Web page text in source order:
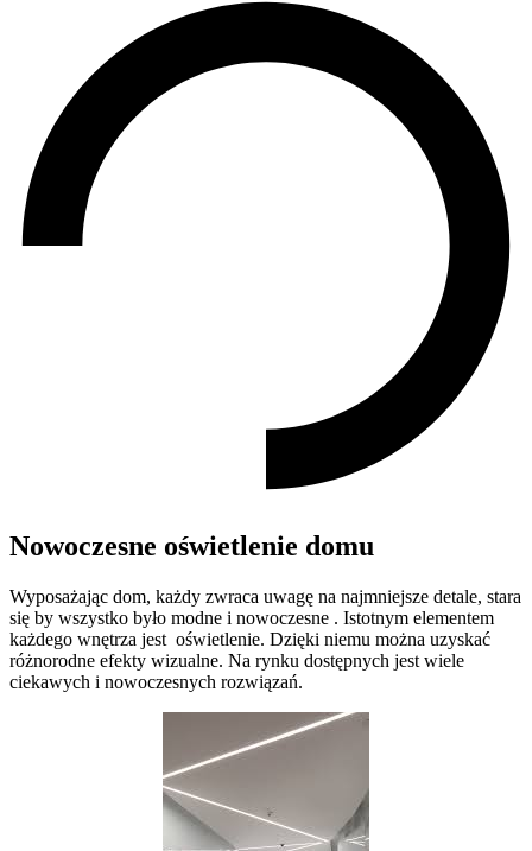
Nowoczesne oświetlenie domu
Wyposażając dom, każdy zwraca uwagę na najmniejsze detale, stara
się by wszystko było modne i nowoczesne . Istotnym elementem
każdego wnętrza jest oświetlenie. Dzięki niemu można uzyskać
różnorodne efekty wizualne. Na rynku dostępnych jest wiele
ciekawych i nowoczesnych rozwiązań.